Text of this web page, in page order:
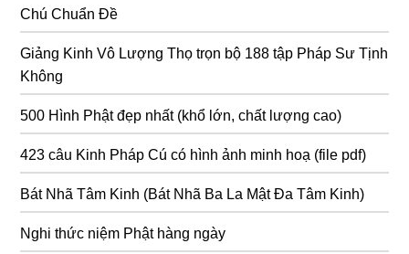
Chú Chuẩn Đề
Giảng Kinh Vô Lượng Thọ trọn bộ 188 tập Pháp Sư Tịnh
Không
500 Hình Phật đẹp nhất (khổ lớn, chất lượng cao)
423 câu Kinh Pháp Cú có hình ảnh minh hoạ (file pdf)
Bát Nhã Tâm Kinh (Bát Nhã Ba La Mật Đa Tâm Kinh)
Nghi thức niệm Phật hàng ngày